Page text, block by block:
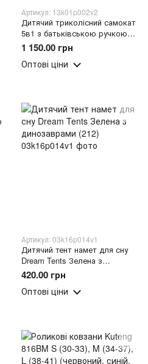
Артикул: 13k01p002v2
Дитячий триколісний самокат
5в1 з батьківською ручкою
Божа корівка Зелений
(ARSH/18-1)
1 150.00 грн
Оптові ціни
Артикул: 03k16p014v1
Дитячий тент намет для сну
Dream Tents Зелена з
динозаврами (212)
420.00 грн
Оптові ціни